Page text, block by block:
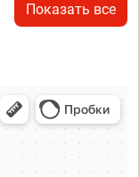
Показать все